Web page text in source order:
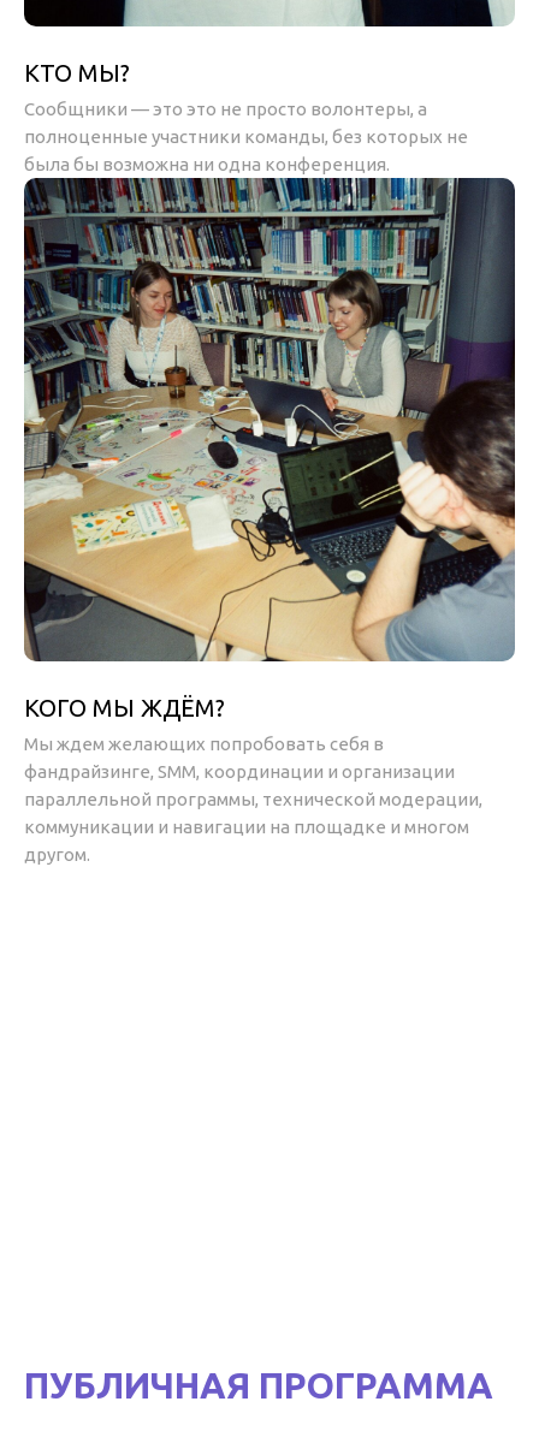
КТО МЫ?
Сообщники — это это не просто волонтеры, а
полноценные участники команды, без которых не
была бы возможна ни одна конференция.
КОГО МЫ ЖДËМ?
Мы ждем желающих попробовать себя в
фандрайзинге, SMM, координации и организации
параллельной программы, технической модерации,
коммуникации и навигации на площадке и многом
другом.
ПУБЛИЧНАЯ ПРОГРАММА